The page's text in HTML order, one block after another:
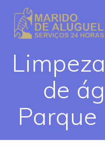
de